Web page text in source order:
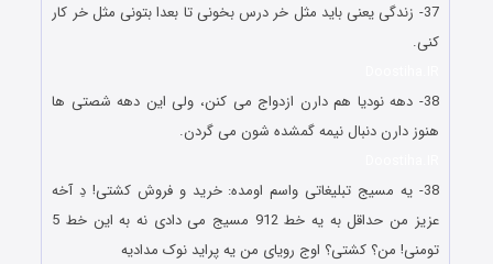
37- زندگی یعنی باید مثل خر درس بخونی تا بعدا بتونی مثل خر کار
کنی.
38- دهه نودیا هم دارن ازدواج می کنن، ولی این دهه شصتی ها
هنوز دارن دنبال نیمه گمشده شون می گردن.
38- یه مسیج تبلیغاتی واسم اومده: خرید و فروش کشتی! دِ آخه
عزیز من حداقل به یه خط 912 مسیج می دادی نه به این خط 5
تومنی! من؟ کشتی؟ اوج رویای من یه پراید نوک مدادیه